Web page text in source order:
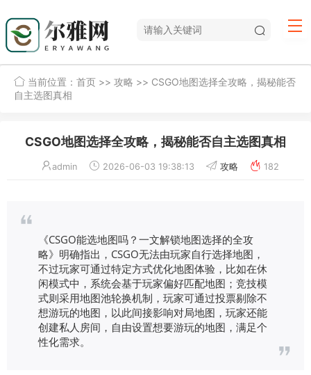
当前位置： 首页 >> 攻略 >> CSGO地图选择全攻略，揭秘能否
自主选图真相
CSGO地图选择全攻略，揭秘能否自主选图真相
admin 2026-06-03 19:38:13 攻略 182
《CSGO能选地图吗？一文解锁地图选择的全攻
略》明确指出，CSGO无法由玩家自行选择地图，
不过玩家可通过特定方式优化地图体验，比如在休
闲模式中，系统会基于玩家偏好匹配地图；竞技模
式则采用地图池轮换机制，玩家可通过投票剔除不
想游玩的地图，以此间接影响对局地图，玩家还能
创建私人房间，自由设置想要游玩的地图，满足个
性化需求。